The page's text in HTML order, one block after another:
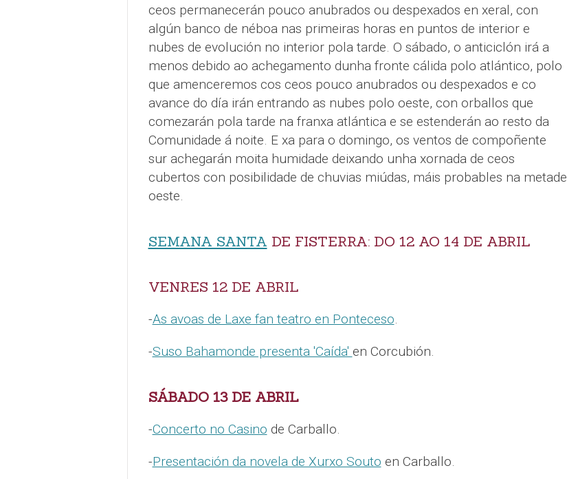
ceos permanecerán pouco anubrados ou despexados en xeral, con
algún banco de néboa nas primeiras horas en puntos de interior e
nubes de evolución no interior pola tarde. O sábado, o anticiclón irá a
menos debido ao achegamento dunha fronte cálida polo atlántico, polo
que amenceremos cos ceos pouco anubrados ou despexados e co
avance do día irán entrando as nubes polo oeste, con orballos que
comezarán pola tarde na franxa atlántica e se estenderán ao resto da
Comunidade á noite. E xa para o domingo, os ventos de compoñente
sur achegarán moita humidade deixando unha xornada de ceos
cubertos con posibilidade de chuvias miúdas, máis probables na metade
oeste.
SEMANA SANTA DE FISTERRA: DO 12 AO 14 DE ABRIL
VENRES 12 DE ABRIL
-As avoas de Laxe fan teatro en Ponteceso.
-Suso Bahamonde presenta 'Caída' en Corcubión.
SÁBADO 13 DE ABRIL
-Concerto no Casino de Carballo.
-Presentación da novela de Xurxo Souto en Carballo.